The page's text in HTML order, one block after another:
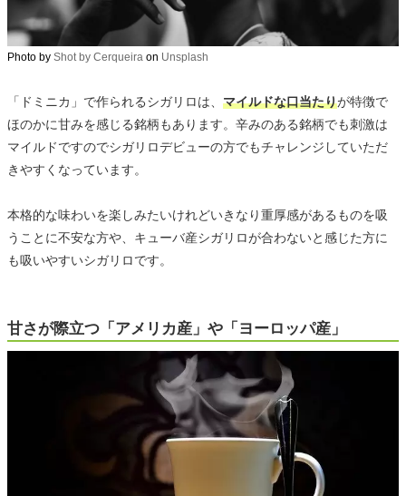
Photo by Shot by Cerqueira on Unsplash
「ドミニカ」で作られるシガリロは、 マイルドな口当たりが特徴で
ほのかに甘みを感じる銘柄もあります。辛みのある銘柄でも刺激は
マイルドですのでシガリロデビューの方でもチャレンジしていただ
きやすくなっています。
本格的な味わいを楽しみたいけれどいきなり重厚感があるものを吸
うことに不安な方や、キューバ産シガリロが合わないと感じた方に
も吸いやすいシガリロです。
甘さが際立つ「アメリカ産」や「ヨーロッパ産」